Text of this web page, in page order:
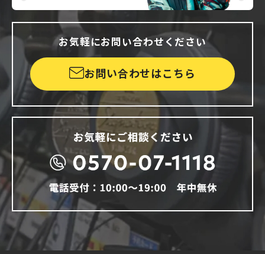
お気軽にお問い合わせください
お問い合わせはこちら